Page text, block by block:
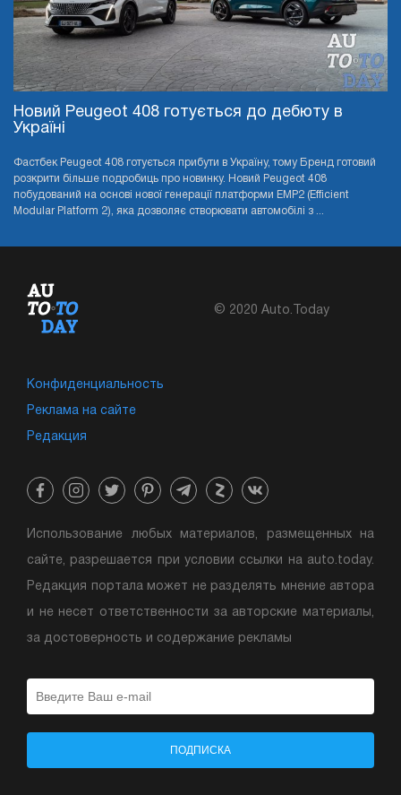
Новий Peugeot 408 готується до дебюту в
Україні
Фастбек Peugeot 408 готується прибути в Україну, тому Бренд готовий
розкрити більше подробиць про новинку. Новий Peugeot 408
побудований на основі нової генерації платформи EMP2 (Efficient
Modular Platform 2), яка дозволяє створювати автомобілі з ...
© 2020 Auto.Today
Конфиденциальность
Реклама на сайте
Редакция
Использование любых материалов, размещенных на
сайте, разрешается при условии ссылки на auto.today.
Редакция портала может не разделять мнение автора
и не несет ответственности за авторские материалы,
за достоверность и содержание рекламы
ПОДПИСКА